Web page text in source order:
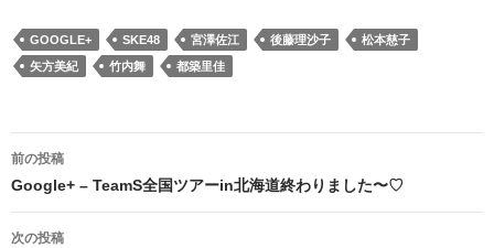
GOOGLE+ SKE48 宮澤佐江 後藤理沙子
松本慈子
矢方美紀
竹内舞 都築里佳
投
稿
ナ
前の投稿
Google+ – TeamS全国ツアーin北海道終わりました〜♡
次の投稿